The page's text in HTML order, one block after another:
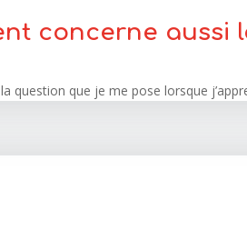
concerne aussi
question que je me pose lorsque